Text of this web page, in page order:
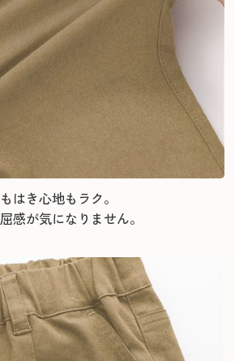
はき心地もラク。
感が気になりません。